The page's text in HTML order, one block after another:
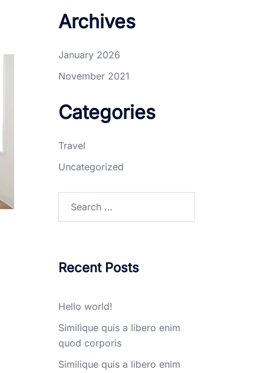
Archives
January 2026
November 2021
Categories
Travel
Uncategorized
Recent Posts
Hello world!
Similique quis a libero enim
quod corporis
Similique quis a libero enim